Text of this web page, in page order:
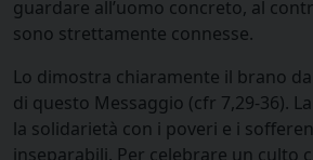
guardare all’uomo concreto, al
sono strettamente connesse.
Lo dimostra chiaramente il brano
di questo Messaggio (cfr 7,29-36).
la solidarietà con i poveri e i
inseparabili. Per celebrare un culto